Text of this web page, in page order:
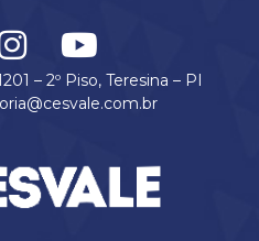
– 2º Piso, Teresina – PI